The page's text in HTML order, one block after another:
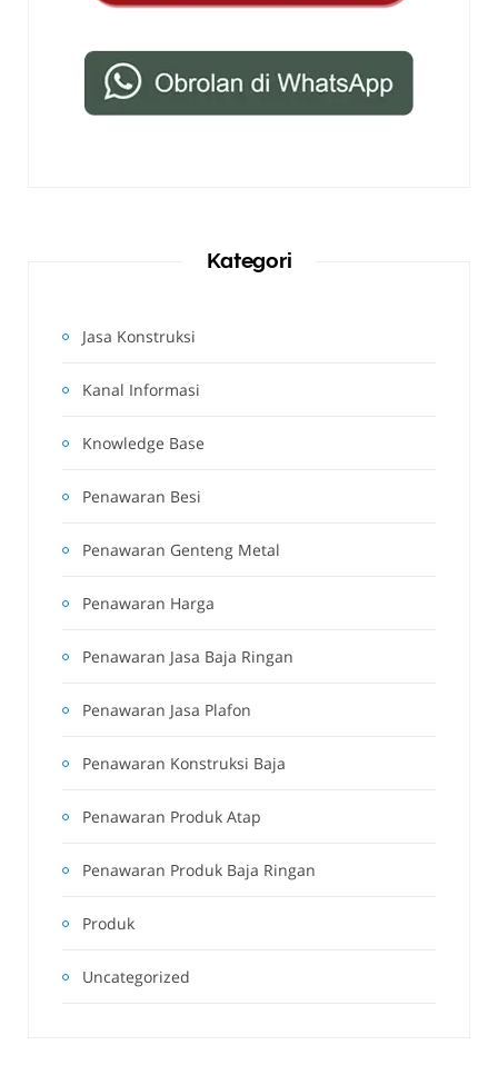
Kategori
Jasa Konstruksi
Kanal Informasi
Knowledge Base
Penawaran Besi
Penawaran Genteng Metal
Penawaran Harga
Penawaran Jasa Baja Ringan
Penawaran Jasa Plafon
Penawaran Konstruksi Baja
Penawaran Produk Atap
Penawaran Produk Baja Ringan
Produk
Uncategorized